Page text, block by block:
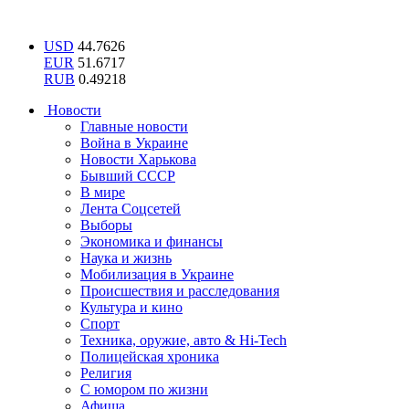
USD 44.7626
EUR 51.6717
RUB 0.49218
Новости
Главные новости
Война в Украине
Новости Харькова
Бывший СССР
В мире
Лента Соцсетей
Выборы
Экономика и финансы
Наука и жизнь
Мобилизация в Украине
Происшествия и расследования
Культура и кино
Спорт
Техника, оружие, авто & Hi-Tech
Полицейская хроника
Религия
С юмором по жизни
Афиша